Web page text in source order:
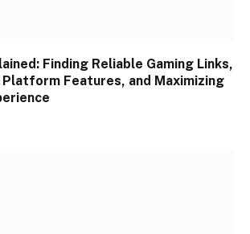
Finding Reliable Gaming Links,
Features, and Maximizing